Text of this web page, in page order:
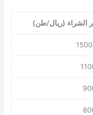
الشراء (ريال/طن)